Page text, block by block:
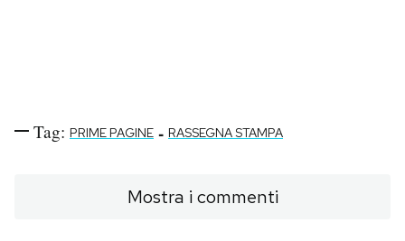
Tag: PRIME PAGINE - RASSEGNA STAMPA
Mostra i commenti